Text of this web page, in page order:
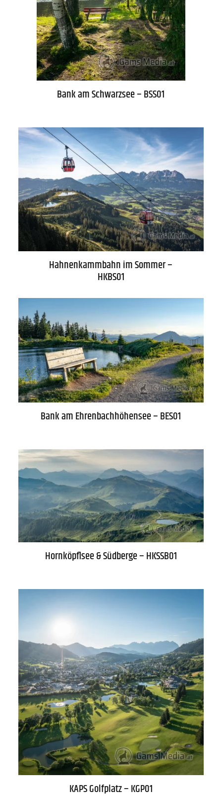
Bank am Schwarzsee – BSS01
Hahnenkammbahn im Sommer –
HKBS01
Bank am Ehrenbachhöhensee – BES01
Hornköpflsee & Südberge – HKSSB01
KAPS Golfplatz – KGP01